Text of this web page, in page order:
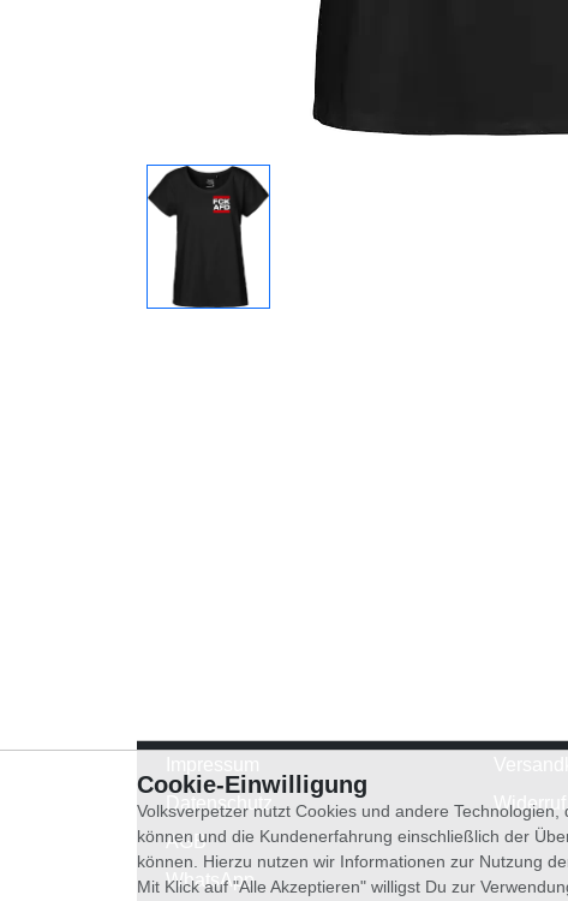
Datenschutz
AGB
WhatsApp
Cookie-Einwilligung
Volksverpetzer nutzt Cookies und andere
können und die Kundenerfahrung einschließlich der
können. Hierzu nutzen wir Informationen zur Nutzung
Mit Klick auf "Alle Akzeptieren" willigst Du zur